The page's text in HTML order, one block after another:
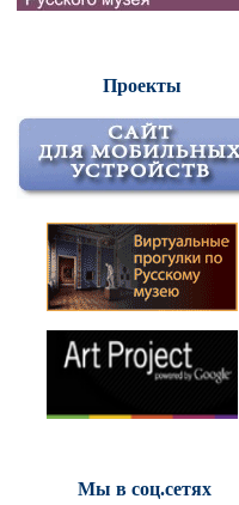
Проекты
Мы в соц.сетях